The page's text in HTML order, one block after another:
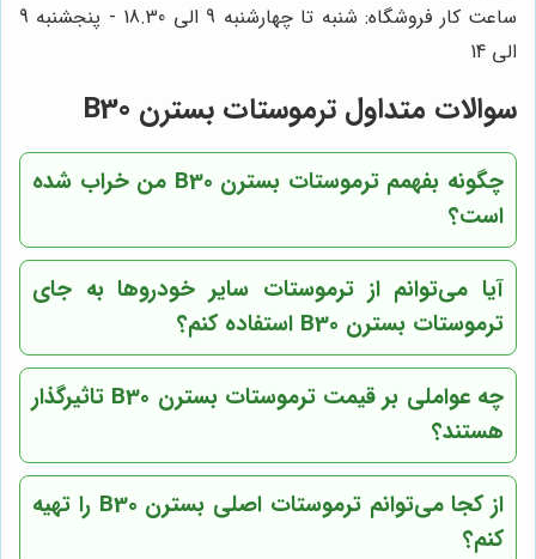
ساعت کار فروشگاه: شنبه تا چهارشنبه 9 الی 18.30 - پنجشنبه 9
الی 14
سوالات متداول ترموستات بسترن B30
چگونه بفهمم ترموستات بسترن B30 من خراب شده
است؟
آیا می‌توانم از ترموستات سایر خودروها به جای
ترموستات بسترن B30 استفاده کنم؟
چه عواملی بر قیمت ترموستات بسترن B30 تاثیرگذار
هستند؟
از کجا می‌توانم ترموستات اصلی بسترن B30 را تهیه
کنم؟